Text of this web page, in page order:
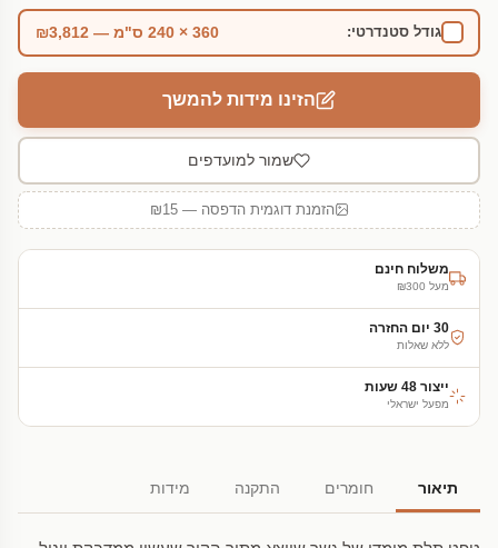
גודל סטנדרטי: 360 × 240 ס"מ — ₪3,812
הזינו מידות להמשך
שמור למועדפים
הזמנת דוגמית הדפסה — ₪15
משלוח חינם
מעל ₪300
30 יום החזרה
ללא שאלות
ייצור 48 שעות
מפעל ישראלי
תיאור חומרים התקנה מידות